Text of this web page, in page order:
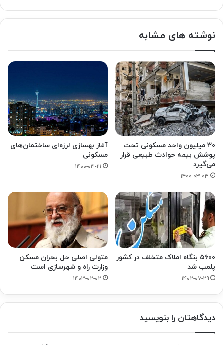
نوشته های مشابه
۳۰ میلیون واحد مسکونی تحت
پوشش بیمه حوادث طبیعی قرار
می‌گیرد
۱۴۰۰-۰۳-۰۳
آغاز بهسازی لرزه‌ای ساختمان‌های
مسکونی
۱۴۰۰-۰۳-۲۱
۵۶۰۰ بنگاه املاک متخلف در کشور
پلمب شد
۱۴۰۲-۰۷-۲۹
متولی اصلی حل بحران مسکن
وزارت راه و شهرسازی است
۱۴۰۳-۰۲-۰۲
دیدگاهتان را بنویسید